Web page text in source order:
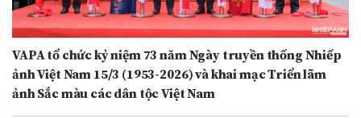
VAPA tổ chức kỷ niệm 73 năm Ngày truyền thống Nhiếp
ảnh Việt Nam 15/3 (1953-2026) và khai mạc Triển lãm
ảnh Sắc màu các dân tộc Việt Nam